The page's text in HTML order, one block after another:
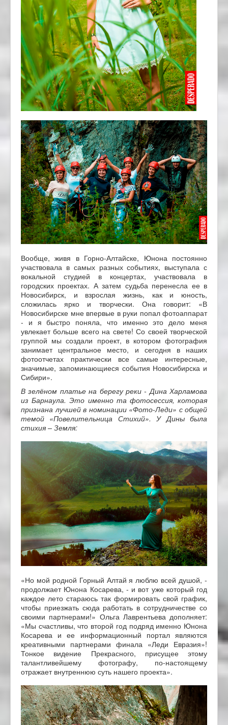
Вообще, живя в Горно-Алтайске, Юнона постоянно
участвовала в самых разных событиях, выступала с
вокальной студией в концертах, участвовала в
городских проектах. А затем судьба перенесла ее в
Новосибирск, и взрослая жизнь, как и юность,
сложилась ярко и творчески. Она говорит: «В
Новосибирске мне впервые в руки попал фотоаппарат
- и я быстро поняла, что именно это дело меня
увлекает больше всего на свете! Со своей творческой
группой мы создали проект, в котором фотография
занимает центральное место, и сегодня в наших
фотоотчетах практически все самые интересные,
значимые, запоминающиеся события Новосибирска и
Сибири».
В зелёном платье на берегу реки - Дина Харламова
из Барнаула. Это именно та фотосессия, которая
признана лучшей в номинации «Фото-Леди» с общей
темой «Повелительница Стихий». У Дины была
стихия – Земля:
«Но мой родной Горный Алтай я люблю всей душой, -
продолжает Юнона Косарева, - и вот уже который год
каждое лето стараюсь так формировать свой график,
чтобы приезжать сюда работать в сотрудничестве со
своими партнерами!» Ольга Лаврентьева дополняет:
«Мы счастливы, что второй год подряд именно Юнона
Косарева и ее информационный портал являются
креативными партнерами финала «Леди Евразия»!
Тонкое видение Прекрасного, присущее этому
талантливейшему фотографу, по-настоящему
отражает внутреннюю суть нашего проекта».